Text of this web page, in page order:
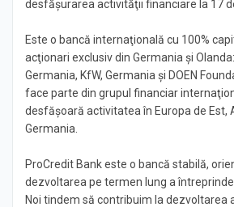
desfăşurarea activităţii financiare la 17
Este o bancă internaţională cu 100%
acţionari exclusiv din Germania şi
Germania, KfW, Germania şi DOEN
face parte din grupul financiar
desfăşoară activitatea în Europa de Est,
Germania.
ProCredit Bank este o bancă stabilă,
dezvoltarea pe termen lung a
Noi tindem să contribuim la dezvoltarea